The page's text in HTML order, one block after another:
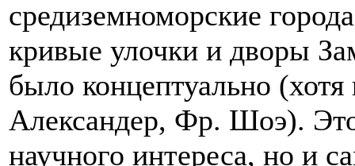
средиземноморские
кривые улочки и дворы
было концептуально
Александер, Фр. Шоэ).
научного интереса, но и